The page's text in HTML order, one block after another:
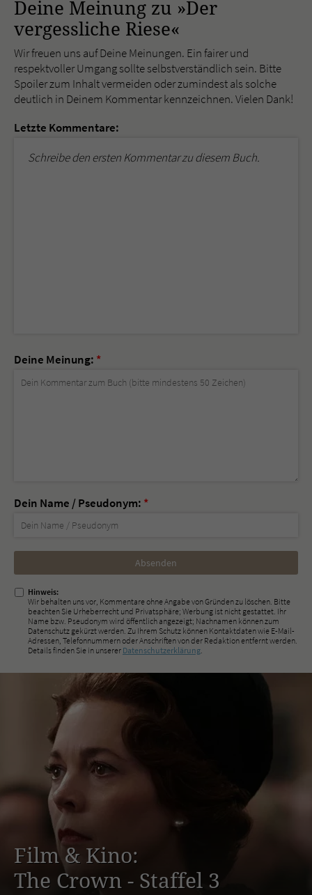
Deine Meinung zu »Der
vergessliche Riese«
Wir freuen uns auf Deine Meinungen. Ein fairer und
respektvoller Umgang sollte selbstverständlich sein. Bitte
Spoiler zum Inhalt vermeiden oder zumindest als solche
deutlich in Deinem Kommentar kennzeichnen. Vielen Dank!
Letzte Kommentare:
Schreibe den ersten Kommentar zu diesem Buch.
Deine Meinung: *
Dein Name / Pseudonym: *
Nicht
ausfüllen!
Hinweis:
Wir behalten uns vor, Kommentare ohne Angabe von Gründen zu löschen. Bitte
beachten Sie Urheberrecht und Privatsphäre; Werbung ist nicht gestattet. Ihr
Name bzw. Pseudonym wird öffentlich angezeigt; Nachnamen können zum
Datenschutz gekürzt werden. Zu Ihrem Schutz können Kontaktdaten wie E-Mail-
Adressen, Telefonnummern oder Anschriften von der Redaktion entfernt werden.
Details finden Sie in unserer Datenschutzerklärung
Film & Kino:
The Crown - Staffel 3